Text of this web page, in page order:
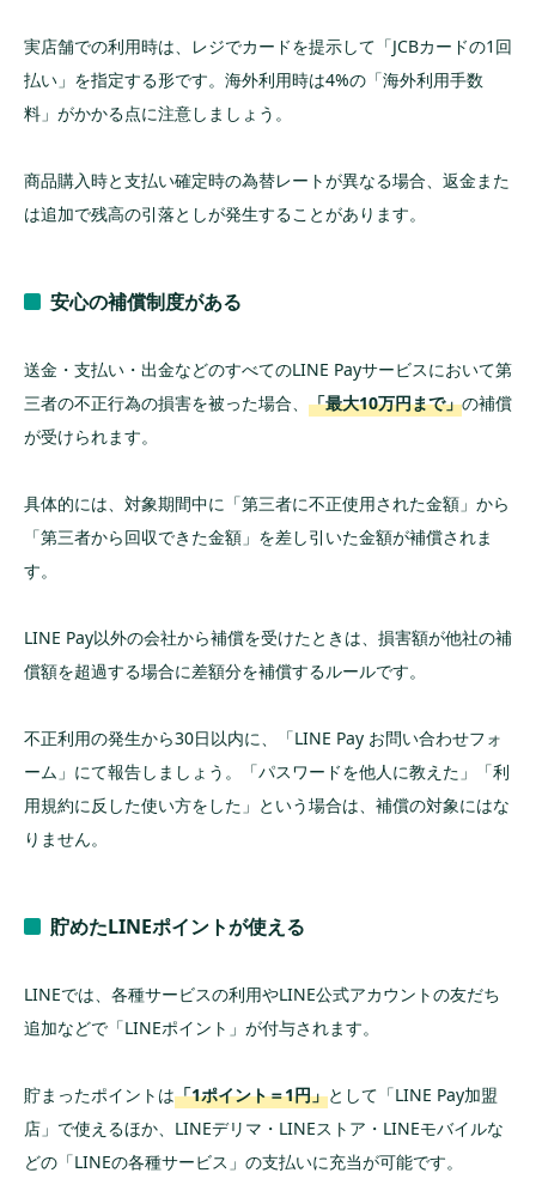
実店舗での利用時は、レジでカードを提示して「JCBカードの1回
払い」を指定する形です。海外利用時は4%の「海外利用手数
料」がかかる点に注意しましょう。
商品購入時と支払い確定時の為替レートが異なる場合、返金また
は追加で残高の引落としが発生することがあります。
安心の補償制度がある
送金・支払い・出金などのすべてのLINE Payサービスにおいて第
三者の不正行為の損害を被った場合、 「最大10万円まで」の補償
が受けられます。
具体的には、対象期間中に「第三者に不正使用された金額」から
「第三者から回収できた金額」を差し引いた金額が補償されま
す。
LINE Pay以外の会社から補償を受けたときは、損害額が他社の補
償額を超過する場合に差額分を補償するルールです。
不正利用の発生から30日以内に、「LINE Pay お問い合わせフォ
ーム」にて報告しましょう。「パスワードを他人に教えた」「利
用規約に反した使い方をした」という場合は、補償の対象にはな
りません。
貯めたLINEポイントが使える
LINEでは、各種サービスの利用やLINE公式アカウントの友だち
追加などで「LINEポイント」が付与されます。
貯まったポイントは「1ポイント＝1円」として「LINE Pay加盟
店」で使えるほか、LINEデリマ・LINEストア・LINEモバイルな
どの「LINEの各種サービス」の支払いに充当が可能です。